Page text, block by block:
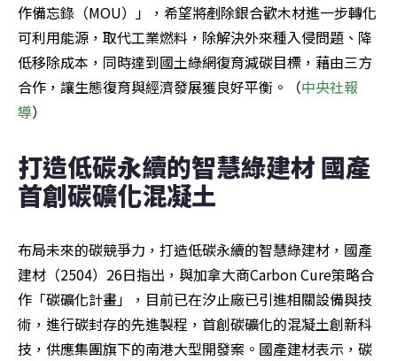
作備忘錄（MOU）」，希望將剷除銀合歡木材進一步轉化
可利用能源，取代工業燃料，除解決外來種入侵問題、降
低移除成本，同時達到國土綠網復育減碳目標，藉由三方
合作，讓生態復育與經濟發展獲良好平衡。（中央社報
導）
打造低碳永續的智慧綠建材 國產
首創碳礦化混凝土
布局未來的碳競爭力，打造低碳永續的智慧綠建材，國產
建材（2504）26日指出，與加拿大商Carbon Cure策略合
作「碳礦化計畫」，目前已在汐止廠已引進相關設備與技
術，進行碳封存的先進製程，首創碳礦化的混凝土創新科
技，供應集團旗下的南港大型開發案。國產建材表示，碳